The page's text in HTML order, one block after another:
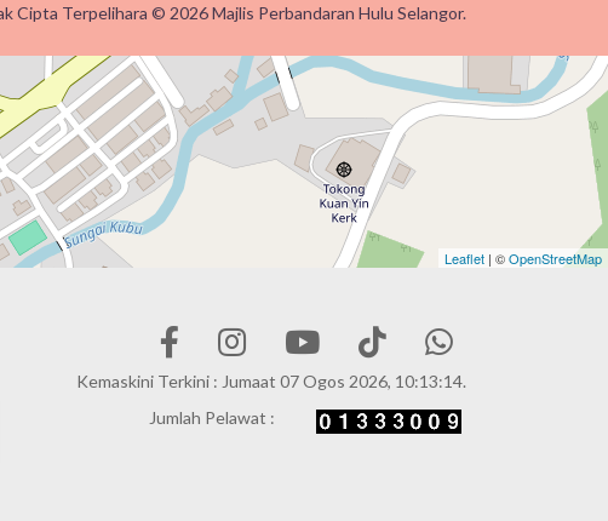
Cipta Terpelihara © 2026 Majlis Perbandaran Hulu Selangor.
Leaflet | ©OpenStreetMap
Kemaskini Terkini : Jumaat 07 Ogos 2026, 10:13:14.
Jumlah Pelawat :